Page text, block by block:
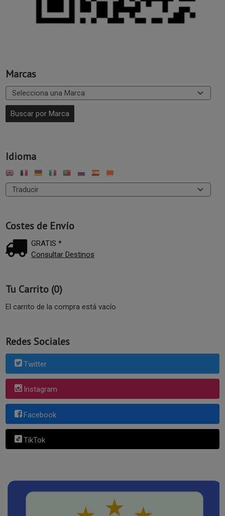
Marcas
Idioma
Costes de Envío
GRATIS *
Consultar Destinos
Tu Carrito (0)
El carrito de la compra está vacío
Redes Sociales
Twitter
Instagram
Facebook
TikTok